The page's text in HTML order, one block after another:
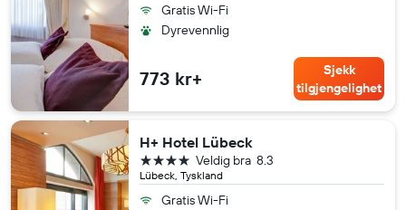
Gratis Wi-Fi
Dyrevennlig
773 kr+
Sjekk
tilgjengelighet
H+ Hotel Lübeck
Lübeck, Tyskland
8.3
Veldig bra
4 stjerner
Gratis Wi-Fi